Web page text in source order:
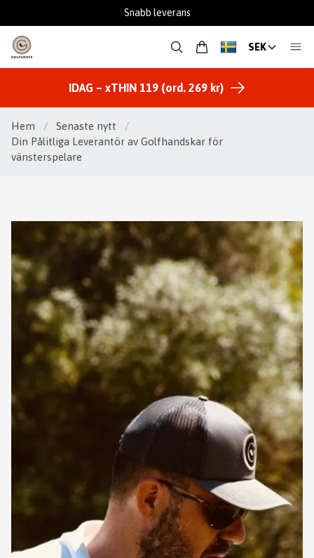
Snabb leverans
SEK
IDAG – xTHIN 119 (ord. 269 kr)
Hem / Senaste nytt
/
Din Pålitliga Leverantör av Golfhandskar för
vänsterspelare